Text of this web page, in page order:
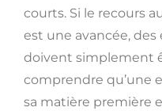
courts. Si le recours
est une avancée,
doivent simplement
comprendre qu’une
sa matière première